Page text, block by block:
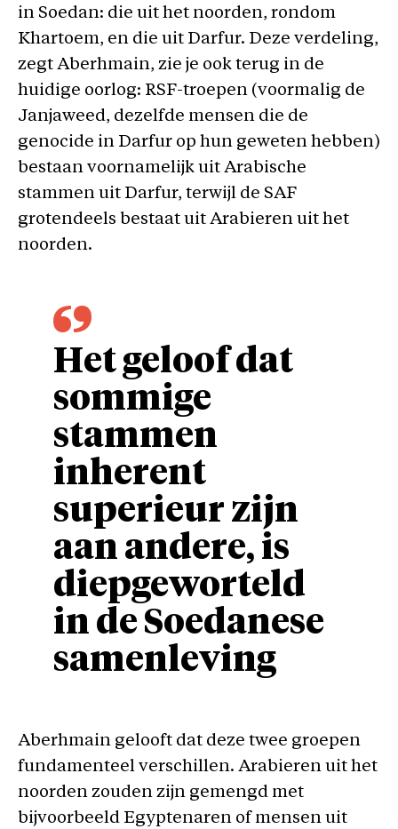
in Soedan: die uit het noorden, rondom
Khartoem, en die uit Darfur. Deze verdeling,
zegt Aberhmain, zie je ook terug in de
huidige oorlog: RSF-troepen (voormalig de
Janjaweed, dezelfde mensen die de
genocide in Darfur op hun geweten hebben)
bestaan ​​voornamelijk uit Arabische
stammen uit Darfur, terwijl de SAF
grotendeels bestaat uit Arabieren uit het
noorden.
Het geloof dat
sommige
stammen
inherent
superieur zijn
aan andere, is
diepgeworteld
in de Soedanese
samenleving
Aberhmain gelooft dat deze twee groepen
fundamenteel verschillen. Arabieren uit het
noorden zouden zijn gemengd met
bijvoorbeeld Egyptenaren of mensen uit